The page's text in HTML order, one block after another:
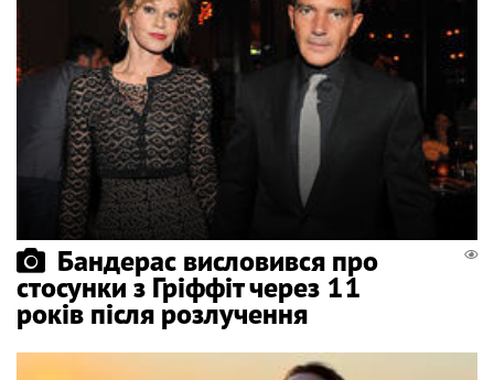
Бандерас висловився про
стосунки з Гріффіт через 11
років після розлучення